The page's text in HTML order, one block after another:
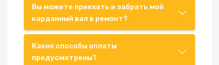
Вы можете приехать и забрать мой
карданный вал в ремонт?
Какие способы оплаты
предусмотрены?